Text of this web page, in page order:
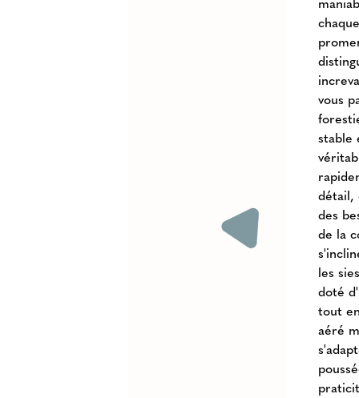
vous
stable
détail,
des
de la
les
doté
tout
aéré